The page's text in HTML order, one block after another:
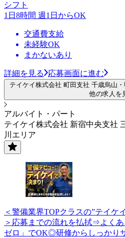
シフト
1日8時間 週1日からOK
交通費支給
未経験OK
まかないあり
詳細を見る 応募画面に進む
テイケイ株式会社 町田支社 千歳烏山
他の求人を
アルバイト・パート
テイケイ株式会社 新宿中央支社
川エリア
＜警備業界TOPクラスの”テイケ
＞応募までの流れを払拭⇒よく
ゼロ」でOK◎研修からしっかり